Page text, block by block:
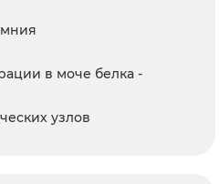
в моче белка -
узлов